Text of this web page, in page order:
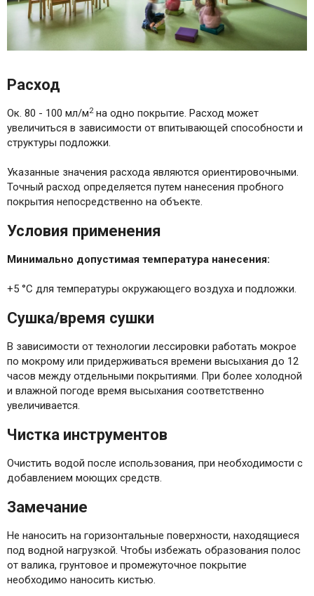
Расход
Ок. 80 - 100 мл/м2на одно покрытие. Расход может
увеличиться в зависимости от впитывающей способности и
структуры подложки.
Указанные значения расхода являются ориентировочными.
Точный расход определяется путем нанесения пробного
покрытия непосредственно на объекте.
Условия применения
Минимально допустимая температура нанесения:
+5 °C для температуры окружающего воздуха и подложки.
Сушка/время сушки
В зависимости от технологии лессировки работать мокрое
по мокрому или придерживаться времени высыхания до 12
часов между отдельными покрытиями. При более холодной
и влажной погоде время высыхания соответственно
увеличивается.
Чистка инструментов
Очистить водой после использования, при необходимости с
добавлением моющих средств.
Замечание
Не наносить на горизонтальные поверхности, находящиеся
под водной нагрузкой. Чтобы избежать образования полос
от валика, грунтовое и промежуточное покрытие
необходимо наносить кистью.